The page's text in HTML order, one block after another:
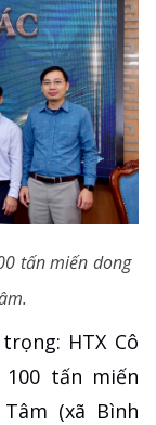
tấn miến dong
HTX Cô
tấn miến
(xã Bình